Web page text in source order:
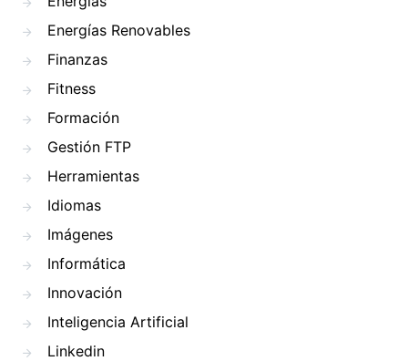
Energías Renovables
Finanzas
Fitness
Formación
Gestión FTP
Herramientas
Idiomas
Imágenes
Informática
Innovación
Inteligencia Artificial
Linkedin